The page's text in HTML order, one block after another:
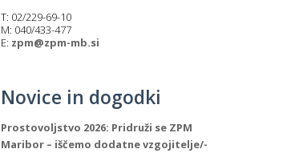
T: 02/229-69-10
M: 040/433-477
E: zpm@zpm-mb.si
Novice in dogodki
Prostovoljstvo 2026: Pridruži se ZPM
Maribor – iščemo dodatne vzgojitelje/-